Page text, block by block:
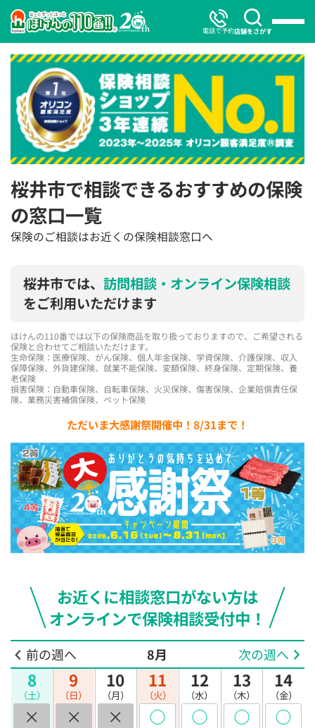
電話で予約店舗をさがす
桜井市で相談できるおすすめの保険
の窓口一覧
保険のご相談はお近くの保険相談窓口へ
桜井市では、訪問相談・オンライン保険相談
をご利用いただけます
ほけんの110番では以下の保険商品を取り扱っておりますので、ご希望される
保険と合わせてご相談いただけます。
生命保険：医療保険、がん保険、個人年金保険、学資保険、介護保険、収入
保障保険、外貨建保険、就業不能保険、変額保険、終身保険、定期保険、養
老保険
損害保険：自動車保険、自転車保険、火災保険、傷害保険、企業賠償責任保
険、業務災害補償保険、ペット保険
ただいま大感謝祭開催中！8/31まで！
お近くに相談窓口がない方は
オンラインで保険相談受付中！
前の週へ 8月 次の週へ
8
（土）
×
9
（日）
×
10
（月）
×
11
（火）
◯
12
（水）
◯
13
（木）
◯
14
（金）
◯